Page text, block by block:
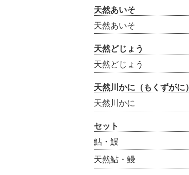
天然あいそ
天然あいそ
天然どじょう
天然どじょう
天然川かに（もくずがに）
天然川かに
セット
鮎・鰻
天然鮎・鰻